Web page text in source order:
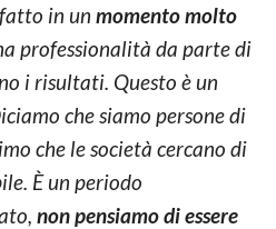
in un momento molto
professionalità da parte di
i risultati. Questo è un
che siamo persone di
che le società cercano di
È un periodo
non pensiamo di essere